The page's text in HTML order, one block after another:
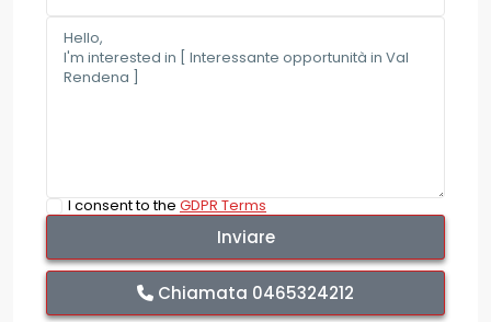
I consent to theGDPR Terms
Chiamata 0465324212